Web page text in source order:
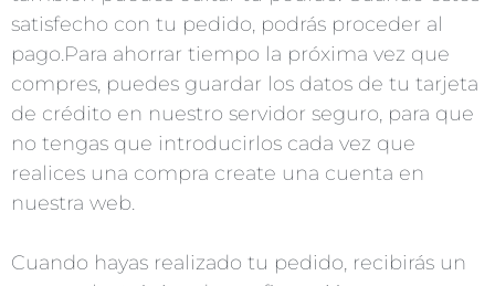
satisfecho con tu pedido, podrás proceder al
pago.Para ahorrar tiempo la próxima vez que
compres, puedes guardar los datos de tu tarjeta
de crédito en nuestro servidor seguro, para que
no tengas que introducirlos cada vez que
realices una compra create una cuenta en
nuestra web.
Cuando hayas realizado tu pedido, recibirás un